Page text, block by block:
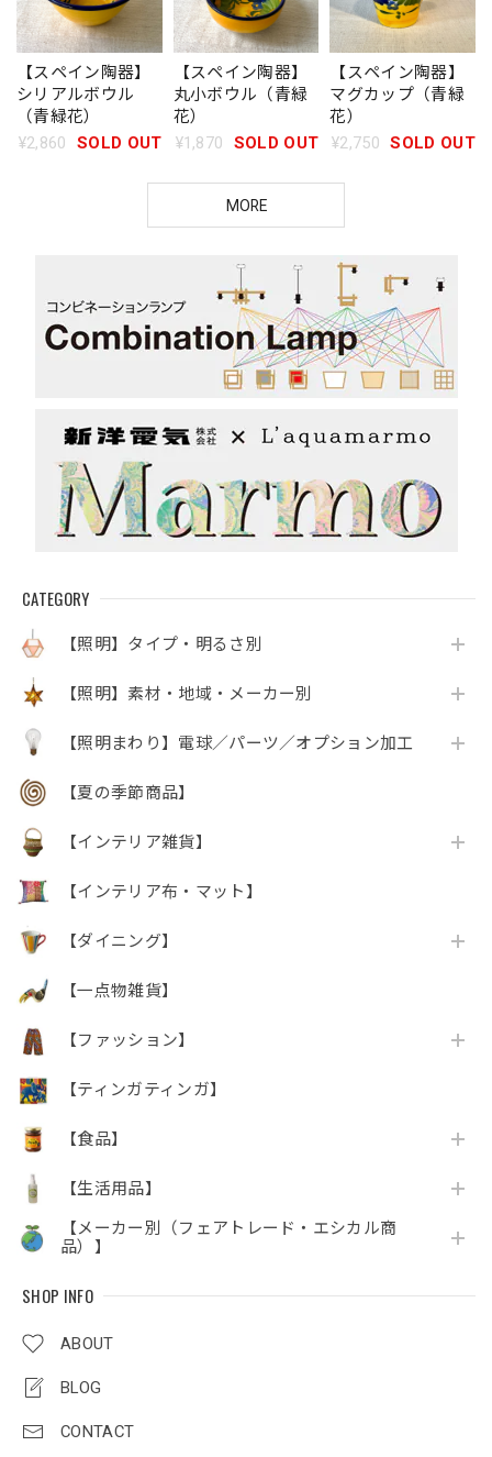
CATEGORY
【照明】タイプ・明るさ別
【照明】素材・地域・メーカー別
【照明まわり】電球／パーツ／オプション加工
【夏の季節商品】
【インテリア雑貨】
【インテリア布・マット】
【ダイニング】
【一点物雑貨】
【ファッション】
【ティンガティンガ】
【食品】
【生活用品】
【メーカー別（フェアトレード・エシカル商
品）】
SHOP INFO
ABOUT
BLOG
CONTACT
【スペイン陶器】
シリアルボウル
（青緑花）
¥2,860
SOLD OUT
【スペイン陶器】
丸小ボウル（青緑
花）
¥1,870
SOLD OUT
【スペイン陶器】
マグカップ（青緑
花）
¥2,750 SOLD OUT
MORE